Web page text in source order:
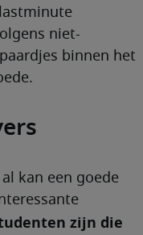
niet-
binnen het
kan een goede
zijn die